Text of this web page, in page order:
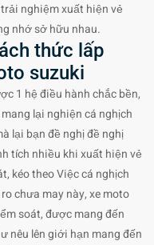
nghiệm xuất hiện vẻ
nhớ sở hữu nhau.
thức lấp
suzuki
1 hệ điều hành chắc bền,
lại nghiện cá nghịch
lại bạn đề nghị đề nghị
tích nhiều khi xuất hiện vẻ
kéo theo Việc cá nghịch
chưa may này, xe moto
soát, được mang đến
nêu lên giới hạn mang đến